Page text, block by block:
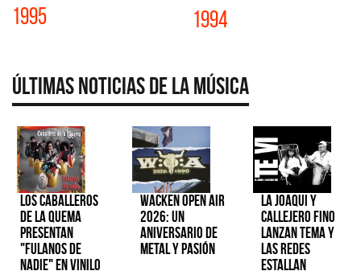
1995 1994
Últimas Noticias de la Música
Los Caballeros
de la Quema
presentan
"Fulanos de
Nadie" en vinilo
Wacken Open Air
2026: Un
aniversario de
metal y pasión
La Joaqui y
Callejero Fino
lanzan tema y
las redes
estallan